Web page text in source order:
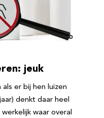
jeuk
er bij hen luizen
denkt daar heel
waar overal